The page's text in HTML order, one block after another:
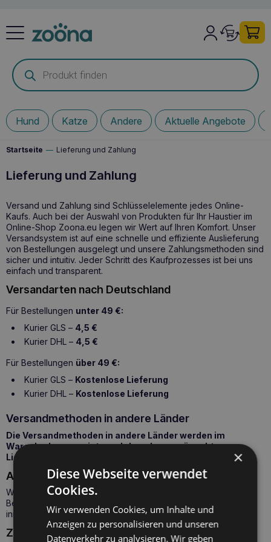
Products
search
Hund Katze Andere Aktuelle Angebote
Startseite — Lieferung und Zahlung
Lieferung und Zahlung
Versand und Zahlung sind Schlüsselelemente jedes Online-
Kaufs. Auch bei der Auswahl von Produkten für Ihr Haustier im
Online-Shop Zoona.eu legen wir Wert auf Ihren Komfort. Unser
Versandsystem ist auf eine schnelle und effiziente Auslieferung
von Bestellungen ausgelegt und unsere Zahlungsmethoden sind
sicher und intuitiv. Jeder Schritt des Kaufprozesses ist bei uns
einfach und transparent.
Versandarten nach Deutschland
Für Bestellungen unter 49 €:
Kurier GLS – 4,5 €
Kurier DHL – 4,5 €
Für Bestellungen über 49 €:
Kurier GLS – Kostenlose Lieferung
Kurier DHL – Kostenlose Lieferung
Versandmethoden in andere Länder
Die Versandmethoden in andere Länder werden im
Warenkorb angezeigt, nachdem das gewünschte
Lieferland ausgewählt wurde.
Auftragserfüllungszeit
Wir versenden Ihre Bestellung mit der von Ihnen bei der
Bestellung angegebenen Methode. Ihre Sendung sollte
innerhalb
von 2 bis 4 Werktagenbei Ihnen eintreffen.
Zahlungsarten
×
Diese Webseite verwendet
Cookies.
Wir verwenden Cookies, um Inhalte und
Anzeigen zu personalisieren und unseren
Datenverkehr zu analysieren. Wir geben